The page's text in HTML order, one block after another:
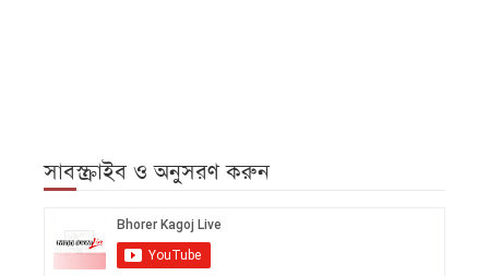
সাবস্ক্রাইব ও অনুসরণ করুন